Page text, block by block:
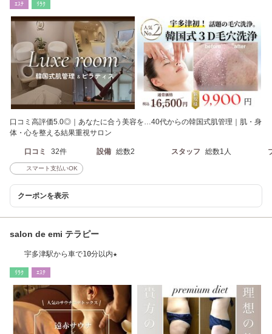
ｴｽﾃ ﾘﾗｸ
口コミ高評価5.0◎｜あなたに合う美容を…40代からの韓国式肌管理｜肌・身
体・心を整える結果重視サロン
口コミ 32件 設備 総数2 スタッフ 総数1人
スマート支払いOK
クーポンを表示
salon de emi テラピー
宇多津駅から車で10分以内★
ﾘﾗｸ ｴｽﾃ